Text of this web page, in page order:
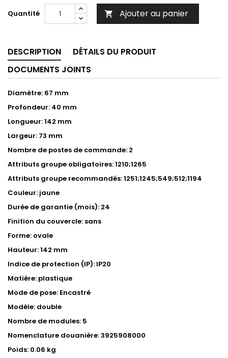
Quantité  Ajouter au panier
DESCRIPTION
DÉTAILS DU PRODUIT
DOCUMENTS JOINTS
Diamètre: 67 mm
Profondeur: 40 mm
Longueur: 142 mm
Largeur: 73 mm
Nombre de postes de commande: 2
Attributs groupe obligatoires: 1210;1265
Attributs groupe recommandés: 1251;1245;549;512;1194
Couleur: jaune
Durée de garantie (mois): 24
Finition du couvercle: sans
Forme: ovale
Hauteur: 142 mm
Indice de protection (IP): IP20
Matière: plastique
Mode de pose: Encastré
Modèle: double
Nombre de modules: 5
Nomenclature douanière: 3925908000
Poids: 0.06 kg